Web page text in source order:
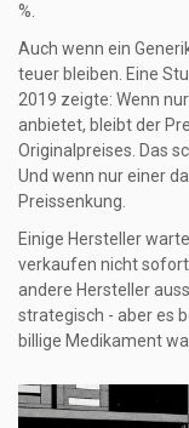
%.
Auch wenn ein
teuer bleiben. Eine
2019 zeigte: Wenn
anbietet, bleibt der
Originalpreises. Das
Und wenn nur einer
Preissenkung.
Einige Hersteller
verkaufen nicht
andere Hersteller
strategisch - aber es
billige Medikament